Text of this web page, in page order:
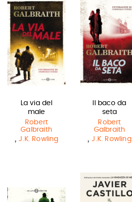
La via del
male
Robert
Galbraith
,J.K. Rowling
Il baco da
seta
Robert
Galbraith
,J.K. Rowling